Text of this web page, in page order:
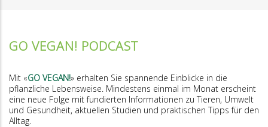
GO VEGAN! PODCAST
Mit «GO VEGAN!» erhalten Sie spannende Einblicke in die
pflanzliche Lebensweise. Mindestens einmal im Monat erscheint
eine neue Folge mit fundierten Informationen zu Tieren, Umwelt
und Gesundheit, aktuellen Studien und praktischen Tipps für den
Alltag.